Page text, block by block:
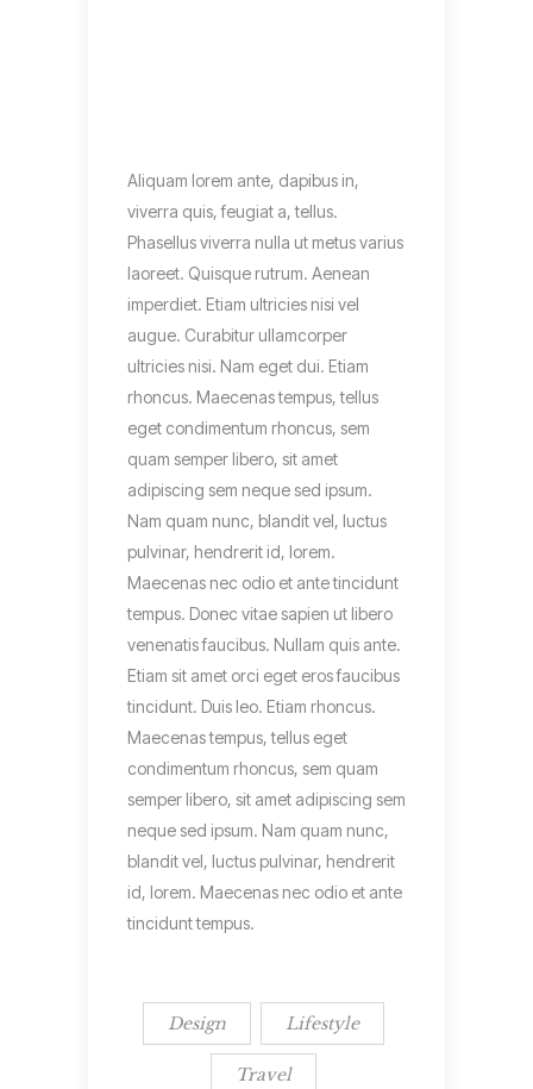
Aliquam lorem ante, dapibus in,
viverra quis, feugiat a, tellus.
Phasellus viverra nulla ut metus varius
laoreet. Quisque rutrum. Aenean
imperdiet. Etiam ultricies nisi vel
augue. Curabitur ullamcorper
ultricies nisi. Nam eget dui. Etiam
rhoncus. Maecenas tempus, tellus
eget condimentum rhoncus, sem
quam semper libero, sit amet
adipiscing sem neque sed ipsum.
Nam quam nunc, blandit vel, luctus
pulvinar, hendrerit id, lorem.
Maecenas nec odio et ante tincidunt
tempus. Donec vitae sapien ut libero
venenatis faucibus. Nullam quis ante.
Etiam sit amet orci eget eros faucibus
tincidunt. Duis leo. Etiam rhoncus.
Maecenas tempus, tellus eget
condimentum rhoncus, sem quam
semper libero, sit amet adipiscing sem
neque sed ipsum. Nam quam nunc,
blandit vel, luctus pulvinar, hendrerit
id, lorem. Maecenas nec odio et ante
tincidunt tempus.
Design Lifestyle
Travel